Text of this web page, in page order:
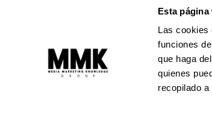
Esta
Las cookies
funciones
que haga
quienes
recopilado